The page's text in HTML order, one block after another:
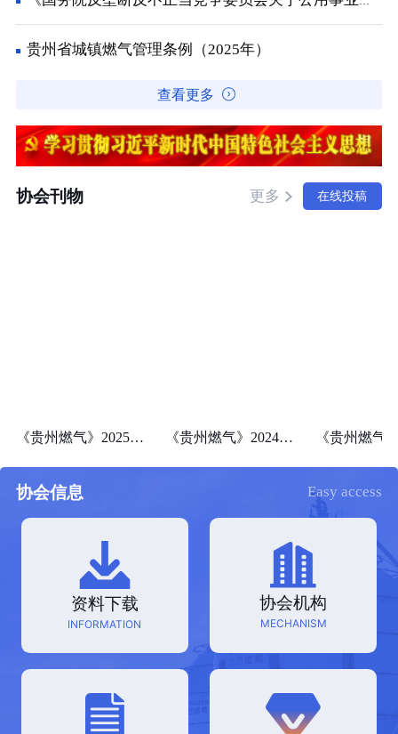
贵州省城镇燃气管理条例（2025年）
查看更多
协会刊物 更多 在线投稿
《贵州燃气》2025年第一期（总第101期） 《贵州燃气》2024年第四期（总第100期）
协会信息 Easy access
资料下载
INFORMATION
协会机构
MECHANISM